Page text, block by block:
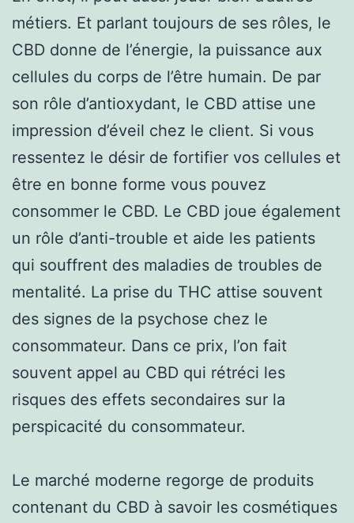
métiers. Et parlant toujours de ses rôles, le
CBD donne de l’énergie, la puissance aux
cellules du corps de l’être humain. De par
son rôle d’antioxydant, le CBD attise une
impression d’éveil chez le client. Si vous
ressentez le désir de fortifier vos cellules et
être en bonne forme vous pouvez
consommer le CBD. Le CBD joue également
un rôle d’anti-trouble et aide les patients
qui souffrent des maladies de troubles de
mentalité. La prise du THC attise souvent
des signes de la psychose chez le
consommateur. Dans ce prix, l’on fait
souvent appel au CBD qui rétréci les
risques des effets secondaires sur la
perspicacité du consommateur.
Le marché moderne regorge de produits
contenant du CBD à savoir les cosmétiques